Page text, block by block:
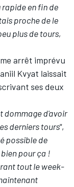
en fin de
proche de le
plus de tours,
arrêt imprévu
Kvyat laissait
ses deux
dommage d'avoir
derniers tours",
possible de
pour ça !
tout le week-